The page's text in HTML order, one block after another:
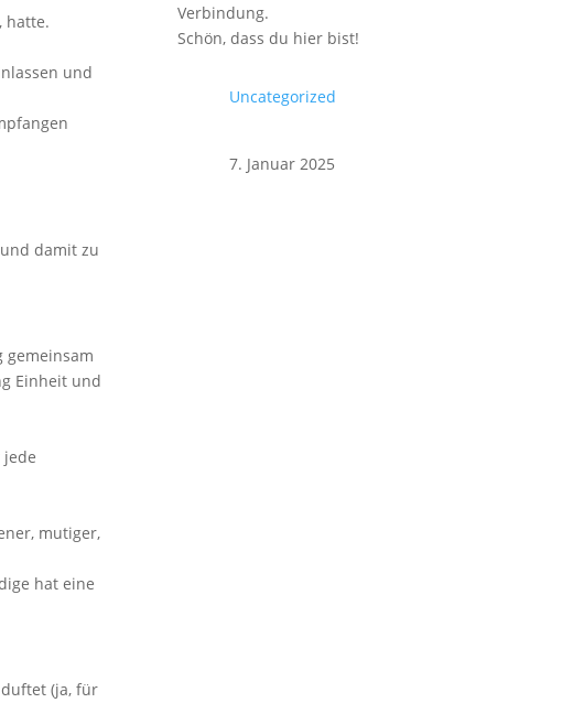
hatte.
und
damit zu
gemeinsam
Einheit und
mutiger,
hat eine
(ja, für
Verbindung.
Schön, dass du hier bist!
Uncategorized
7. Januar 2025